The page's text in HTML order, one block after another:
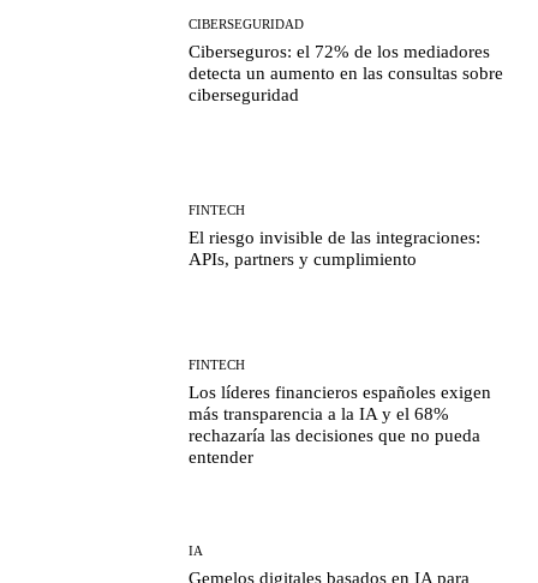
CIBERSEGURIDAD
Ciberseguros: el 72% de los mediadores
detecta un aumento en las consultas sobre
ciberseguridad
FINTECH
El riesgo invisible de las integraciones:
APIs, partners y cumplimiento
FINTECH
Los líderes financieros españoles exigen
más transparencia a la IA y el 68%
rechazaría las decisiones que no pueda
entender
IA
Gemelos digitales basados en IA para